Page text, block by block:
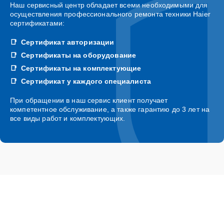
Наш сервисный центр обладает всеми необходимыми для
осуществления профессионального ремонта техники Haier
сертификатами:
Сертификат авторизации
Сертификаты на оборудование
Сертификаты на комплектующие
Сертификат у каждого специалиста
При обращении в наш сервис клиент получает
компетентное обслуживание, а также гарантию до 3 лет на
все виды работ и комплектующих.